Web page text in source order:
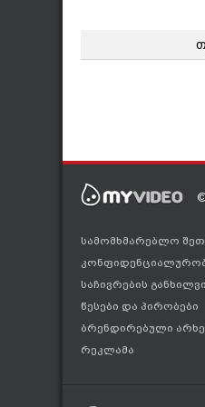
სამომხმარებლო
საჩივრების
წესები და პირობები
ბრენდირებული
რეკლამა